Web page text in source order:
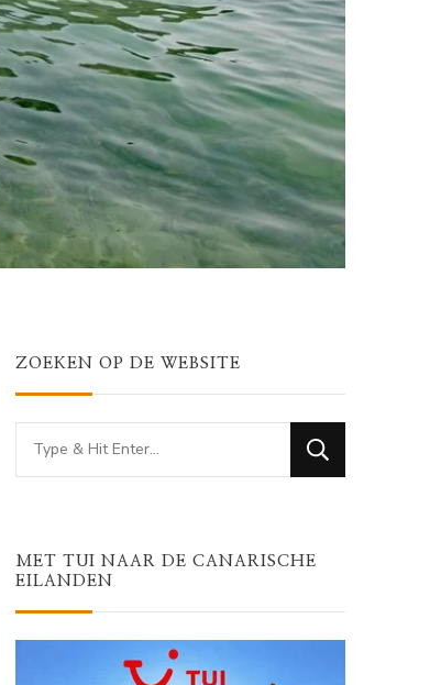
ZOEKEN OP DE WEBSITE
Looking
for
MET TUI NAAR DE CANARISCHE
EILANDEN